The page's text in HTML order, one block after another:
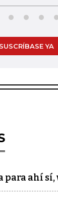
SUSCRÍBASE YA
para ahí